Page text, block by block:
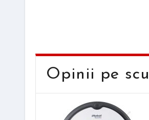
Opinii pe